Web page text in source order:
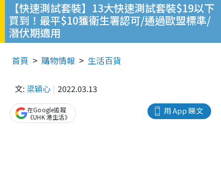
【快速測試套裝】13大快速測試套裝$19以下
買到！最平$10獲衛生署認可/通過歐盟標準/
潛伏期適用
首頁 購物情報 生活百貨
文: 梁穎心 2022.03.13
用 App 睇文
在Google追蹤
《UHK 港生活》